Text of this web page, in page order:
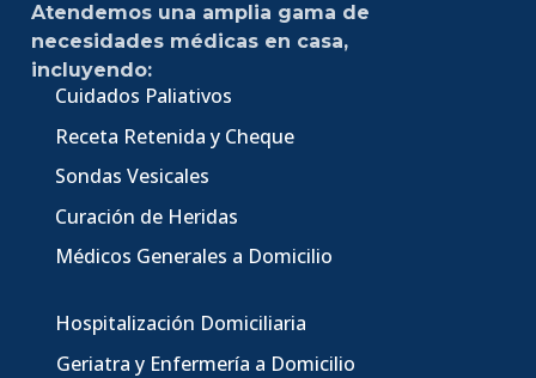
Atendemos una amplia gama de
necesidades médicas en casa,
incluyendo:
Cuidados Paliativos
Receta Retenida y Cheque
Sondas Vesicales
Curación de Heridas
Médicos Generales a Domicilio
Hospitalización Domiciliaria
Geriatra y Enfermería a Domicilio